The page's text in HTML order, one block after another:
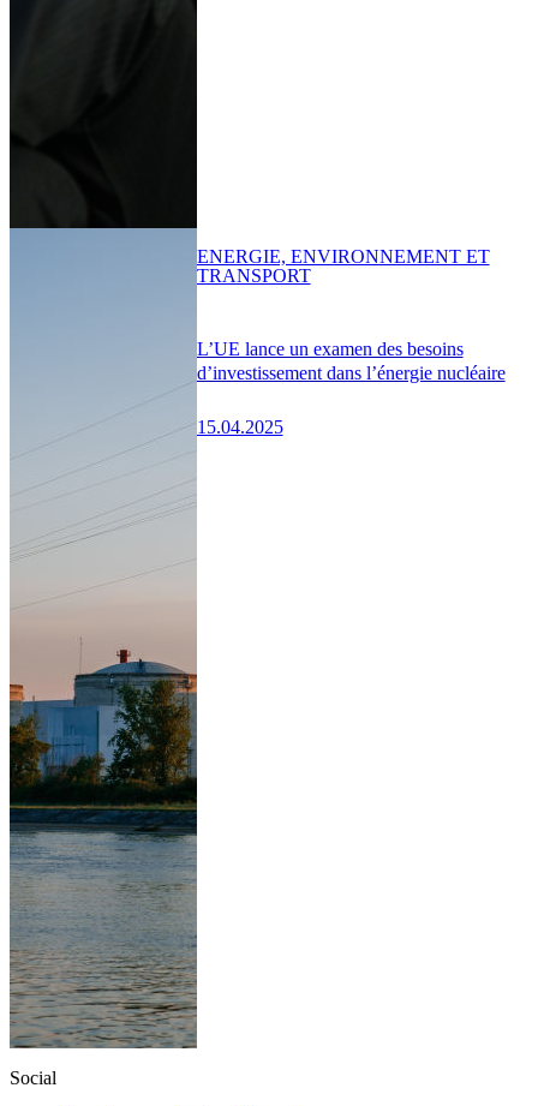
L’UE lance un examen des besoins
d’investissement dans l’énergie nucléaire
15.04.2025
ENERGIE, ENVIRONNEMENT ET
TRANSPORT
Social